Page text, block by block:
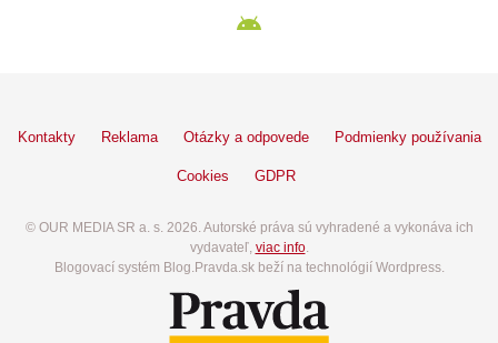
Kontakty Reklama Otázky a odpovede Podmienky používania
Cookies GDPR
© OUR MEDIA SR a. s. 2026. Autorské práva sú vyhradené a vykonáva ich
vydavateľ, viac info.
Blogovací systém Blog.Pravda.sk beží na technológií Wordpress.